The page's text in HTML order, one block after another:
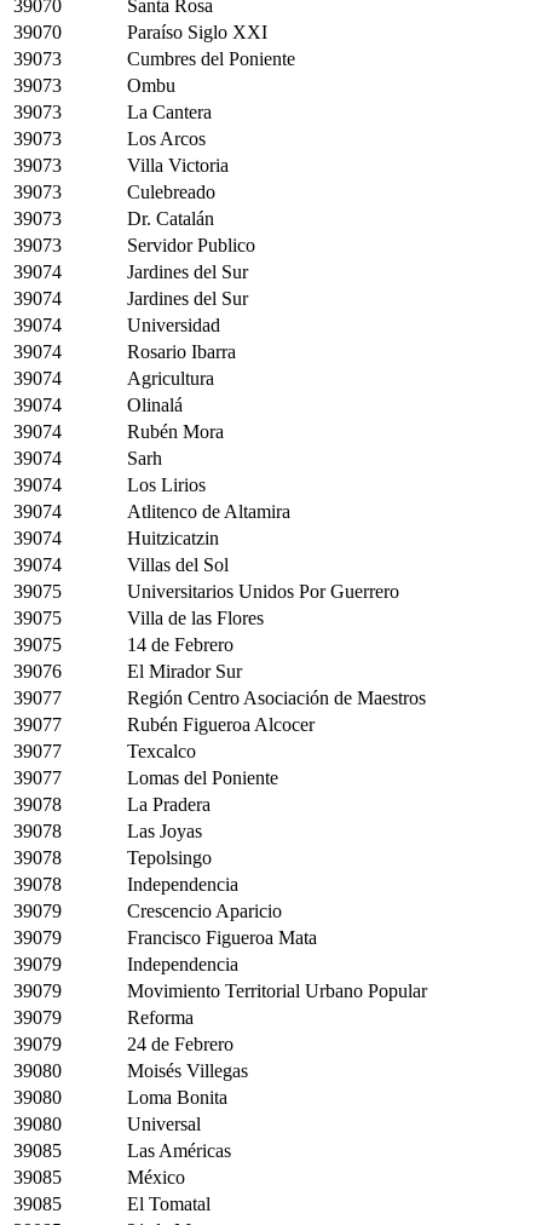
39070
Santa Rosa
39070
Paraíso Siglo XXI
39073
Cumbres del Poniente
39073
Ombu
39073
La Cantera
39073
Los Arcos
39073
Villa Victoria
39073
Culebreado
39073
Dr. Catalán
39073
Servidor Publico
39074
Jardines del Sur
39074
Jardines del Sur
39074
Universidad
39074
Rosario Ibarra
39074
Agricultura
39074
Olinalá
39074
Rubén Mora
39074
Sarh
39074
Los Lirios
39074
Atlitenco de Altamira
39074
Huitzicatzin
39074
Villas del Sol
39075
Universitarios Unidos Por Guerrero
39075
Villa de las Flores
39075
14 de Febrero
39076
El Mirador Sur
39077
Región Centro Asociación de Maestros
39077
Rubén Figueroa Alcocer
39077
Texcalco
39077
Lomas del Poniente
39078
La Pradera
39078
Las Joyas
39078
Tepolsingo
39078
Independencia
39079
Crescencio Aparicio
39079
Francisco Figueroa Mata
39079
Independencia
39079
Movimiento Territorial Urbano Popular
39079
Reforma
39079
24 de Febrero
39080
Moisés Villegas
39080
Loma Bonita
39080
Universal
39085
Las Américas
39085
México
39085
El Tomatal